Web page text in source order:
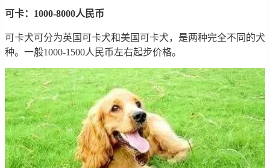
可卡：1000-8000人民币
可卡犬可分为英国可卡犬和美国可卡犬，是两种完全不同的犬
种。一般1000-1500人民币左右起步价格。